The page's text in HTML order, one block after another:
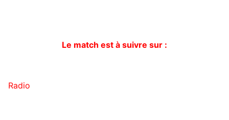
Le match est à suivre sur :
Radio